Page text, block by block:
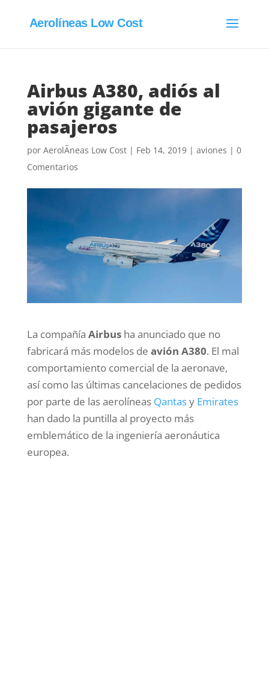
Aerolíneas Low Cost
Airbus A380, adiós al
avión gigante de
pasajeros
por AerolÃ­neas Low Cost| Feb 14, 2019| aviones | 0
Comentarios
La compañía Airbusha anunciado que no
fabricará más modelos de avión A380. El mal
comportamiento comercial de la aeronave,
así como las últimas cancelaciones de pedidos
por parte de las aerolíneas Qantasy Emirates
han dado la puntilla al proyecto más
emblemático de la ingeniería aeronáutica
europea.